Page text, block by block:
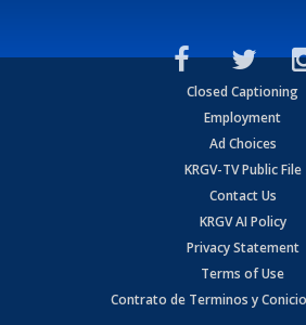
Closed Captioning
Employment
Ad Choices
KRGV-TV Public File
Contact Us
KRGV AI Policy
Privacy Statement
Terms of Use
Contrato de Terminos y